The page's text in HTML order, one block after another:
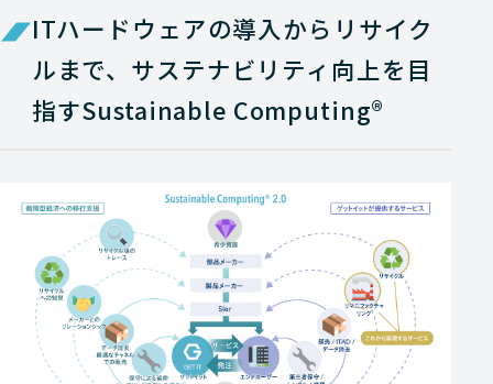
ITハードウェアの導入からリサイク
ルまで、サステナビリティ向上を目
指すSustainable Computing®